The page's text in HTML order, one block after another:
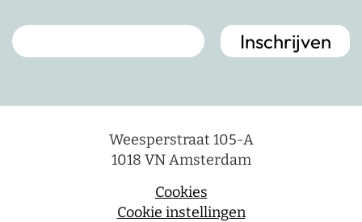
Weesperstraat 105-A
1018 VN Amsterdam
Cookies
Cookie instellingen